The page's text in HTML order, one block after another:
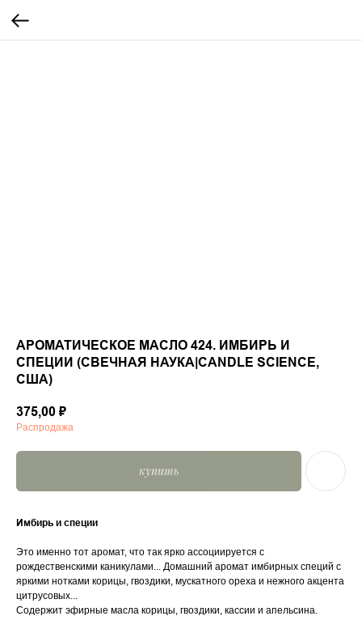
АРОМАТИЧЕСКОЕ МАСЛО 424. ИМБИРЬ И
СПЕЦИИ (СВЕЧНАЯ НАУКА|CANDLE SCIENCE,
США)
375,00 ₽
Распродажа
купить
Имбирь и специи
Это именно тот аромат, что так ярко ассоциируется с
рождественскими каникулами... Домашний аромат имбирных специй с
яркими нотками корицы, гвоздики, мускатного ореха и нежного акцента
цитрусовых...
Содержит эфирные масла корицы, гвоздики, кассии и апельсина.